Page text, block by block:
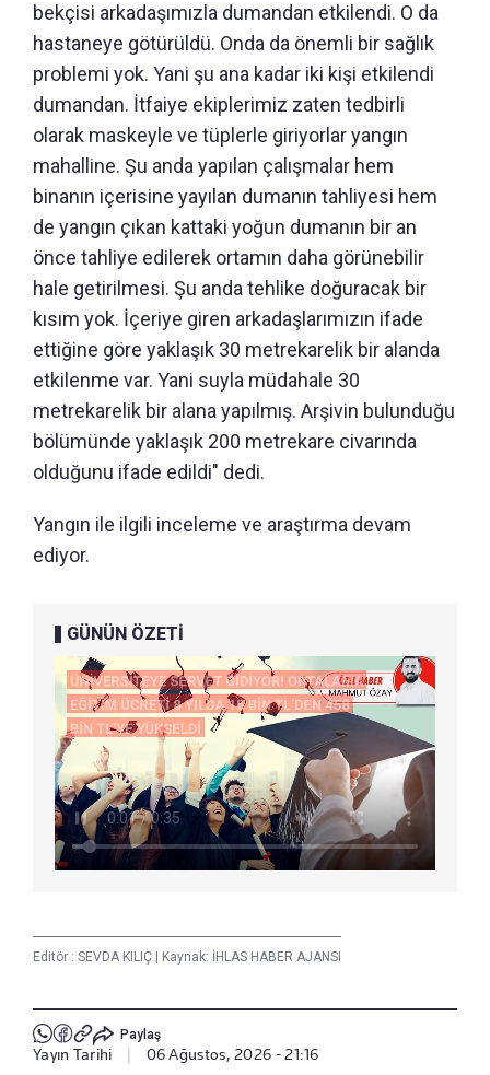
bekçisi arkadaşımızla dumandan etkilendi. O da
hastaneye götürüldü. Onda da önemli bir sağlık
problemi yok. Yani şu ana kadar iki kişi etkilendi
dumandan. İtfaiye ekiplerimiz zaten tedbirli
olarak maskeyle ve tüplerle giriyorlar yangın
mahalline. Şu anda yapılan çalışmalar hem
binanın içerisine yayılan dumanın tahliyesi hem
de yangın çıkan kattaki yoğun dumanın bir an
önce tahliye edilerek ortamın daha görünebilir
hale getirilmesi. Şu anda tehlike doğuracak bir
kısım yok. İçeriye giren arkadaşlarımızın ifade
ettiğine göre yaklaşık 30 metrekarelik bir alanda
etkilenme var. Yani suyla müdahale 30
metrekarelik bir alana yapılmış. Arşivin bulunduğu
bölümünde yaklaşık 200 metrekare civarında
olduğunu ifade edildi" dedi.
Yangın ile ilgili inceleme ve araştırma devam
ediyor.
GÜNÜN ÖZETİ
Editör : SEVDA KILIÇ | Kaynak: İHLAS HABER AJANSI
Paylaş
Yayın Tarihi 06 Ağustos, 2026 - 21:16